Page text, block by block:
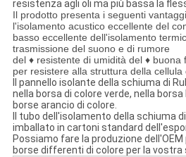
resistenza agli oli ma più bassa la
Il prodotto presenta i seguenti
l'isolamento acustico eccellente del
basso eccellente dell'isolamento
trasmissione del suono e di rumore
del ♦ resistente di umidità del ♦
per resistere alla struttura della
Il pannello isolante della schiuma di
nella borsa di colore verde, nella
borse arancio di colore.
Il tubo dell'isolamento della schiuma
imballato in cartoni standard
Possiamo fare la produzione
borse differenti di colore per la vostra